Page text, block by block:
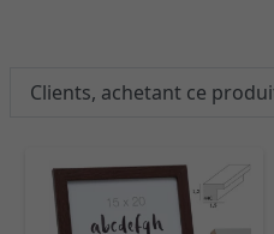
Clients, achetant ce